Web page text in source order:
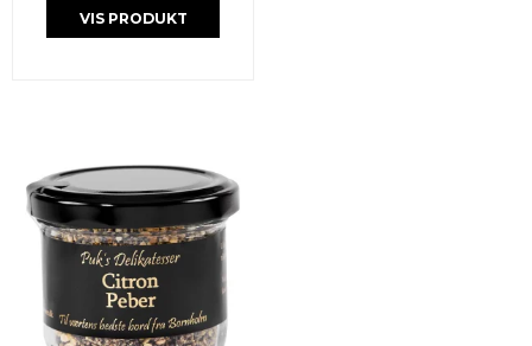
VIS PRODUKT